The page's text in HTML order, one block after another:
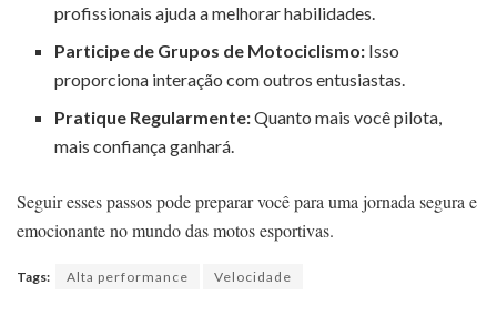
profissionais ajuda a melhorar habilidades.
Participe de Grupos de Motociclismo: Isso
proporciona interação com outros entusiastas.
Pratique Regularmente:Quanto mais você pilota,
mais confiança ganhará.
Seguir esses passos pode preparar você para uma jornada segura e
emocionante no mundo das motos esportivas.
Tags: Alta performance Velocidade